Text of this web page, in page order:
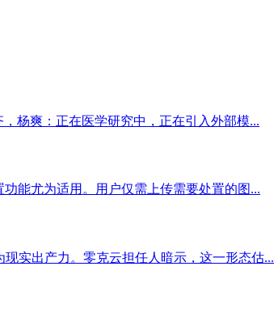
杨爽：正在医学研究中，正在引入外部模...
能尤为适用。用户仅需上传需要处置的图...
实出产力。零克云担任人暗示，这一形态估...